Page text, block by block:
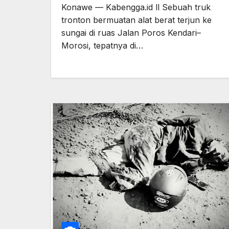
Konawe — Kabengga.id ll Sebuah truk
tronton bermuatan alat berat terjun ke
sungai di ruas Jalan Poros Kendari–
Morosi, tepatnya di…